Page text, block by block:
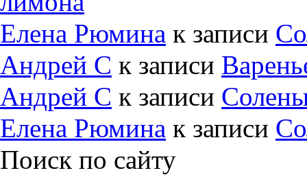
Елена Рюмина к записи
Андрей С к записи
Андрей С к записи
Елена Рюмина к записи
Поиск по сайту